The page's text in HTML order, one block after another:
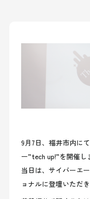
9月7日、福井市内に
ー”tech up!”を開催し
当日は、サイバーエ
ョナルに登壇いただき